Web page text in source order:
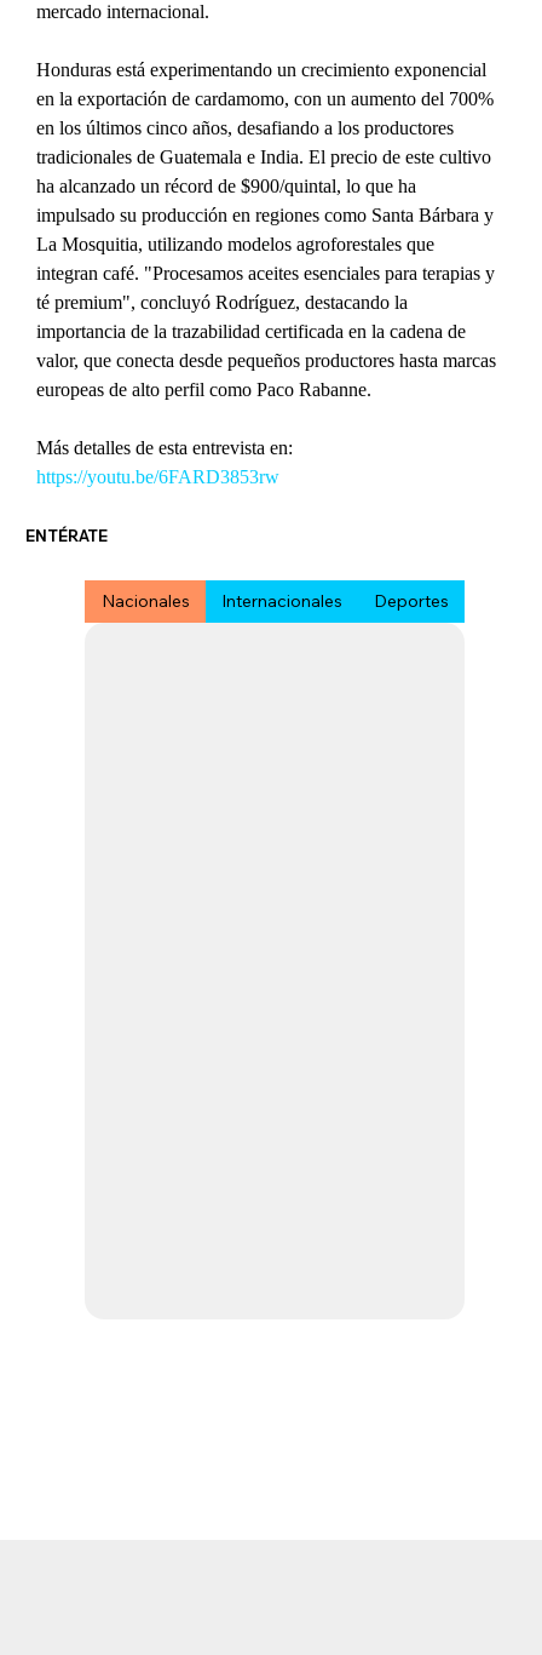
mercado internacional.
Honduras está experimentando un crecimiento exponencial
en la exportación de cardamomo, con un aumento del 700%
en los últimos cinco años, desafiando a los productores
tradicionales de Guatemala e India. El precio de este cultivo
ha alcanzado un récord de $900/quintal, lo que ha
impulsado su producción en regiones como Santa Bárbara y
La Mosquitia, utilizando modelos agroforestales que
integran café. "Procesamos aceites esenciales para terapias y
té premium", concluyó Rodríguez, destacando la
importancia de la trazabilidad certificada en la cadena de
valor, que conecta desde pequeños productores hasta marcas
europeas de alto perfil como Paco Rabanne.
Más detalles de esta entrevista en:
https://youtu.be/6FARD3853rw
ENTÉRATE
Nacionales Internacionales Deportes